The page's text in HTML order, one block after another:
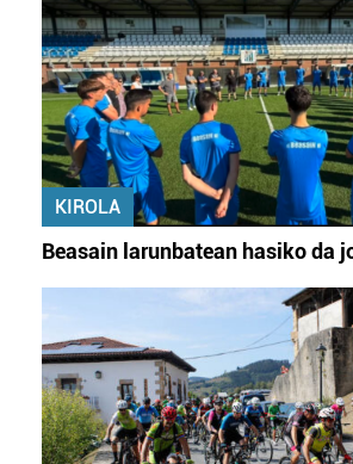
KIROLA
Beasain larunbatean hasiko da